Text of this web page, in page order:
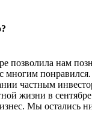
позволила нам
многим
частным
жизни в
Мы остались